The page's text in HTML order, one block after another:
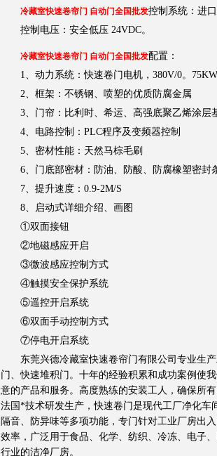
冷藏室快速卷帘门 自动门全国批发控制系统：进
控制电压：安全低压 24VDC。
冷藏室快速卷帘门 自动门全国批发配置：
1、动力系统：快速卷门电机，380V/0。
2、框架：不锈钢、喷塑的优质防腐金属
3、门帘：比利时、希运、高强底聚乙烯涂层
4、电路控制：PLC程序及变频器控制
5、密材性能：天然马棕毛刷
6、门底部密材：防油、防酸、防腐橡塑密封
7、提升速度：0.9-2M/S
8、启动式详细介绍、画图
①双面接钮
②地磁感应开启
③微波感应控制方式
④触摸安全保护系统
⑤遥控开启系统
⑥双面手动控制方式
⑦停电开启系统
东莞兴德冷藏室快速卷帘门有限公司专业生产
门、快速堆积门。十年的经验积累和成功案例使
意的产品和服务。高度熟练的安装工人，确保所
法国*技术研发生产，快速卷门是现代工厂净化车
隔音、防异味等多项功能，专门针对工业厂房出
效率，广泛用于食品、化学、纺织、冷冻、电子
行业的洁净厂房。